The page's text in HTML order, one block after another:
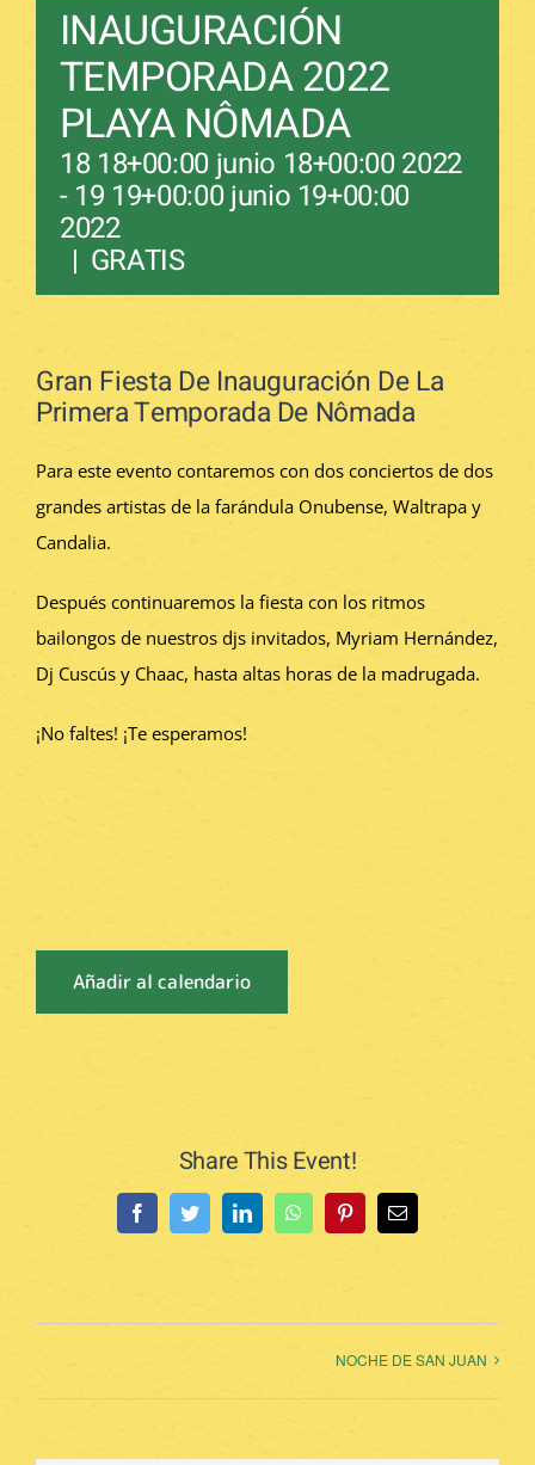
INAUGURACIÓN
TEMPORADA 2022
PLAYA NÔMADA
18 18+00:00 junio 18+00:00 2022
- 19 19+00:00 junio 19+00:00
2022
| GRATIS
Gran Fiesta De Inauguración De La
Primera Temporada De Nômada
Para este evento contaremos con dos conciertos de dos
grandes artistas de la farándula Onubense, Waltrapa y
Candalia.
Después continuaremos la fiesta con los ritmos
bailongos de nuestros djs invitados, Myriam Hernández,
Dj Cuscús y Chaac, hasta altas horas de la madrugada.
¡No faltes! ¡Te esperamos!
Añadir al calendario
Share This Event!
FacebookTwitterLinkedInWhatsAppPinterestCorreo
NOCHE DE SAN JUAN